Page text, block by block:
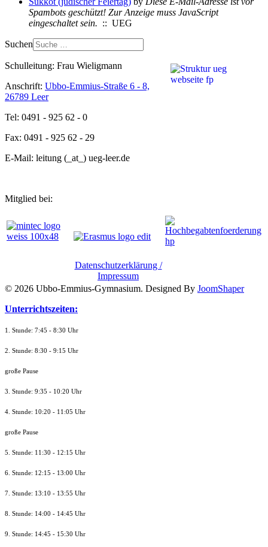
Spambots geschützt! Zur Anzeige muss JavaScript
eingeschaltet sein. :: UEG
Suchen
Schulleitung: Frau Wieligmann
Anschrift: Ubbo-Emmius-Straße 6 - 8,
26789 Leer
Tel: 0491 - 925 62 - 0
Fax: 0491 - 925 62 - 29
E-Mail: leitung (_at_) ueg-leer.de
Mitglied bei:
Datenschutzerklärung /
Impressum
© 2026 Ubbo-Emmius-Gymnasium. Designed By JoomShaper
Unterrichtszeiten:
1. Stunde: 7:45 - 8:30 Uhr
2. Stunde: 8:30 - 9:15 Uhr
große Pause
3. Stunde: 9:35 - 10:20 Uhr
4. Stunde: 10:20 - 11:05 Uhr
große Pause
5. Stunde: 11:30 - 12:15 Uhr
6. Stunde: 12:15 - 13:00 Uhr
7. Stunde: 13:10 - 13:55 Uhr
8. Stunde: 14:00 - 14:45 Uhr
9. Stunde: 14:45 - 15:30 Uhr